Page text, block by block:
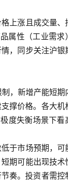
上涨且成交量、
属性（工业需求
，同步关注沪银
，新增产能短期
撑价格。各大机
度失衡场景下看
于市场预期，可
期可能出现技术
奏。投资者需控